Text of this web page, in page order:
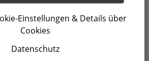
Einstellungen & Details über
Cookies
Datenschutz